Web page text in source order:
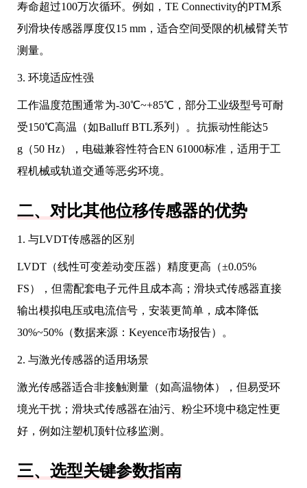
寿命超过100万次循环。例如，TE Connectivity的PTM系
列滑块传感器厚度仅15 mm，适合空间受限的机械臂关节
测量。
3. 环境适应性强
工作温度范围通常为-30℃~+85℃，部分工业级型号可耐
受150℃高温（如Balluff BTL系列）。抗振动性能达5
g（50 Hz），电磁兼容性符合EN 61000标准，适用于工
程机械或轨道交通等恶劣环境。
二、对比其他位移传感器的优势
1. 与LVDT传感器的区别
LVDT（线性可变差动变压器）精度更高（±0.05%
FS），但需配套电子元件且成本高；滑块式传感器直接
输出模拟电压或电流信号，安装更简单，成本降低
30%~50%（数据来源：Keyence市场报告）。
2. 与激光传感器的适用场景
激光传感器适合非接触测量（如高温物体），但易受环
境光干扰；滑块式传感器在油污、粉尘环境中稳定性更
好，例如注塑机顶针位移监测。
三、选型关键参数指南